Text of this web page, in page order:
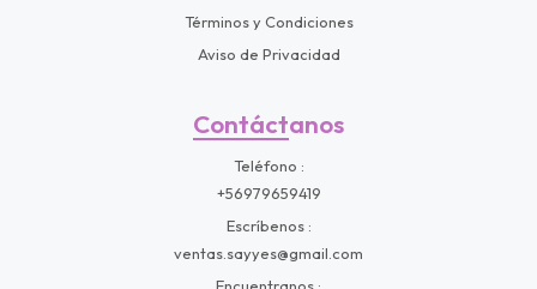
Términos y Condiciones
Aviso de Privacidad
Contáctanos
Teléfono
+56979659419
Escríbenos
ventas.sayyes@gmail.com